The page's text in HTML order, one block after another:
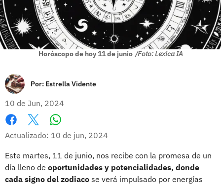
Horóscopo de hoy 11 de junio /Foto: Lexica IA
Por: Estrella Vidente
10 de Jun, 2024
Facebook
X
Actualizado: 10 de jun, 2024
Este martes, 11 de junio, nos recibe con la promesa de un
día lleno de oportunidades y potencialidades, donde
cada signo del zodiaco se verá impulsado por energías